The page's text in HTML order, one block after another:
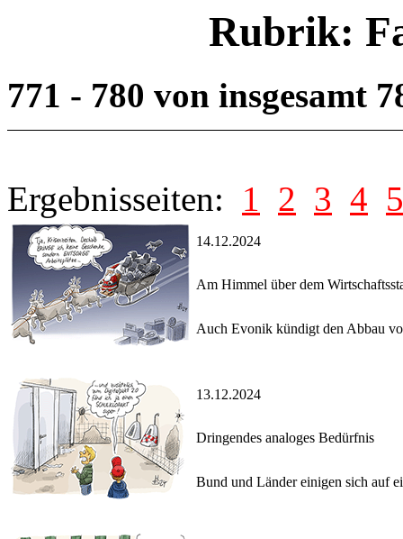
Rubrik:
771 - 780 von insgesamt
Ergebnisseiten: 1 2 3 4 5
14.12.2024
Am Himmel über dem
Auch Evonik kündigt den Abbau
13.12.2024
Dringendes analoges Bedürfnis
Bund und Länder einigen sich auf